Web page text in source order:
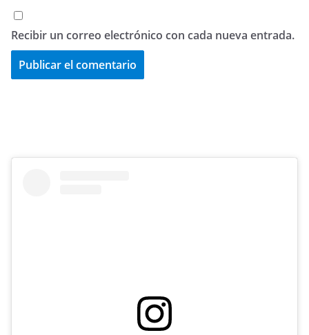
Recibir un correo electrónico con cada nueva entrada.